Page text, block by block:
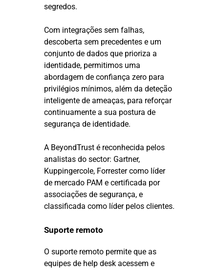
segredos.
Com integrações sem falhas,
descoberta sem precedentes e um
conjunto de dados que prioriza a
identidade, permitimos uma
abordagem de confiança zero para
privilégios mínimos, além da deteção
inteligente de ameaças, para reforçar
continuamente a sua postura de
segurança de identidade.
A BeyondTrust é reconhecida pelos
analistas do sector: Gartner,
Kuppingercole, Forrester como líder
de mercado PAM e certificada por
associações de segurança, e
classificada como líder pelos clientes.
Suporte remoto
O suporte remoto permite que as
equipes de help desk acessem e